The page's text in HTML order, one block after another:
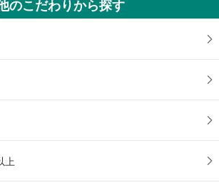
のこだわりから探す
上